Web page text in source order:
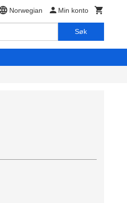
Norwegian Min konto
Søk